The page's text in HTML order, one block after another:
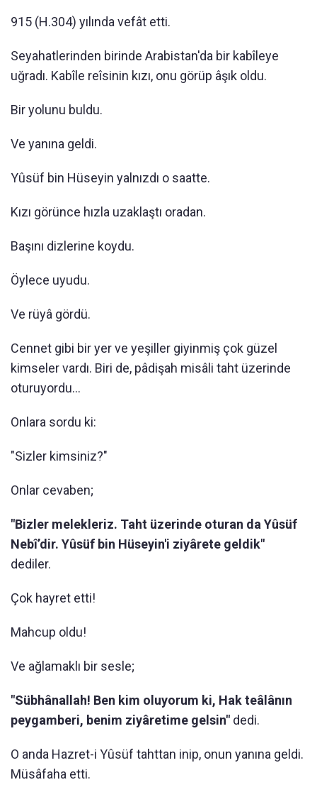
915 (H.304) yılında vefât etti.
Seyahatlerinden birinde Arabistan'da bir kabîleye
uğradı. Kabîle reîsinin kızı, onu görüp âşık oldu.
Bir yolunu buldu.
Ve yanına geldi.
Yûsüf bin Hüseyin yalnızdı o saatte.
Kızı görünce hızla uzaklaştı oradan.
Başını dizlerine koydu.
Öylece uyudu.
Ve rüyâ gördü.
Cennet gibi bir yer ve yeşiller giyinmiş çok güzel
kimseler vardı. Biri de, pâdişah misâli taht üzerinde
oturuyordu...
Onlara sordu ki:
"Sizler kimsiniz?"
Onlar cevaben;
"Bizler melekleriz. Taht üzerinde oturan da Yûsüf
Nebî’dir. Yûsüf bin Hüseyin'i ziyârete geldik"
dediler.
Çok hayret etti!
Mahcup oldu!
Ve ağlamaklı bir sesle;
"Sübhânallah! Ben kim oluyorum ki, Hak teâlânın
peygamberi, benim ziyâretime gelsin" dedi.
O anda Hazret-i Yûsüf tahttan inip, onun yanına geldi.
Müsâfaha etti.